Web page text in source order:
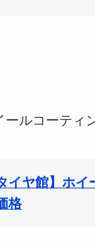
ールコーティ
イヤ館】ホ
格